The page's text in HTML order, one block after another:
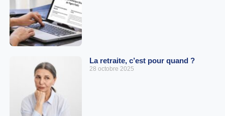
La retraite, c’est pour quand ?
28 octobre 2025